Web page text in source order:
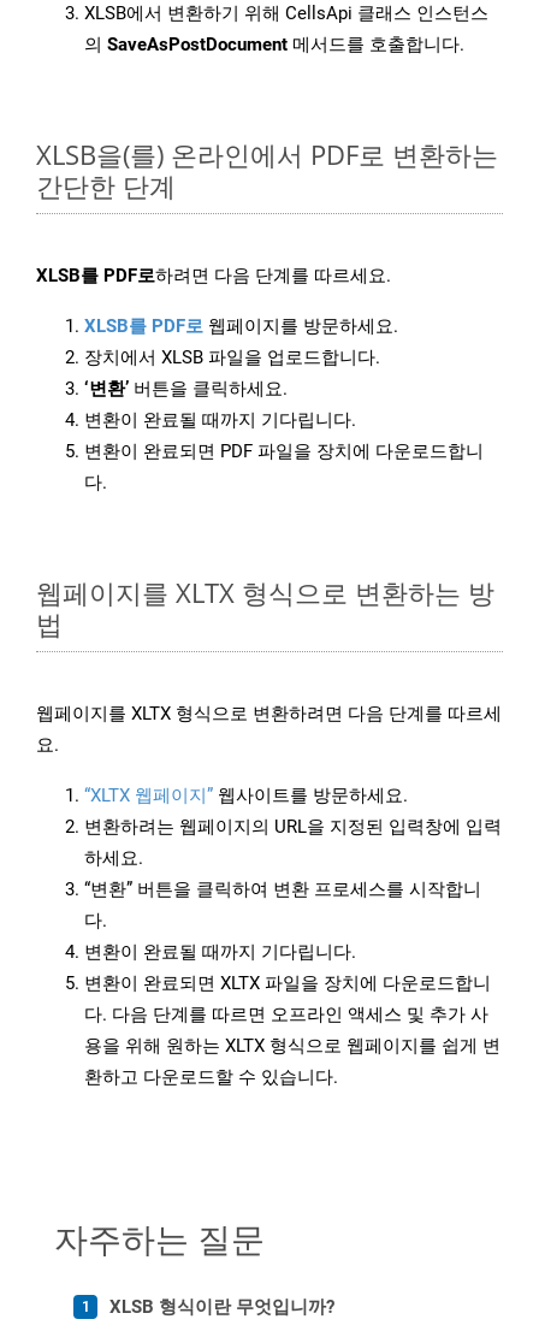
XLSB에서 변환하기 위해 CellsApi 클래스 인스턴스
의 SaveAsPostDocument 메서드를 호출합니다.
XLSB을(를) 온라인에서 PDF로 변환하는
간단한 단계
XLSB를 PDF로하려면 다음 단계를 따르세요.
XLSB를 PDF로 웹페이지를 방문하세요.
장치에서 XLSB 파일을 업로드합니다.
‘변환’ 버튼을 클릭하세요.
변환이 완료될 때까지 기다립니다.
변환이 완료되면 PDF 파일을 장치에 다운로드합니
다.
웹페이지를 XLTX 형식으로 변환하는 방
법
웹페이지를 XLTX 형식으로 변환하려면 다음 단계를 따르세
요.
“XLTX 웹페이지” 웹사이트를 방문하세요.
변환하려는 웹페이지의 URL을 지정된 입력창에 입력
하세요.
“변환” 버튼을 클릭하여 변환 프로세스를 시작합니
다.
변환이 완료될 때까지 기다립니다.
변환이 완료되면 XLTX 파일을 장치에 다운로드합니
다. 다음 단계를 따르면 오프라인 액세스 및 추가 사
용을 위해 원하는 XLTX 형식으로 웹페이지를 쉽게 변
환하고 다운로드할 수 있습니다.
자주하는 질문
XLSB 형식이란 무엇입니까?